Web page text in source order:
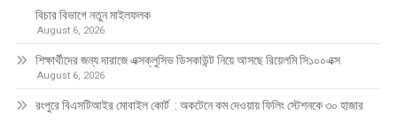
বিচার বিভাগে নতুন মাইলফলক
August 6, 2026
শিক্ষার্থীদের জন্য দারাজে এক্সক্লুসিভ ডিসকাউন্ট নিয়ে আসছে রিয়েলমি সি১০০এক্স
August 6, 2026
রংপুরে বিএসটিআইর মোবাইল কোর্ট : অকটেনে কম দেওয়ায় ফিলিং স্টেশনকে ৩০ হাজার